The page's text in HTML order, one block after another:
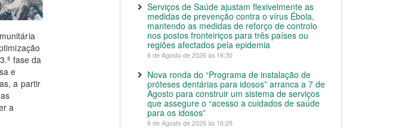
fase da
e
a partir
a
Serviços de Saúde ajustam flexivelmente as
medidas de prevenção contra o vírus Ébola,
mantendo as medidas de reforço de controlo
nos postos fronteiriços para três países ou
regiões afectados pela epidemia
6 de Agosto de 2026 às 16:30
Nova ronda do “Programa de instalação de
próteses dentárias para idosos” arranca a 7 de
Agosto para construir um sistema de serviços
que assegure o “acesso a cuidados de saúde
para os idosos”
6 de Agosto de 2026 às 16:29